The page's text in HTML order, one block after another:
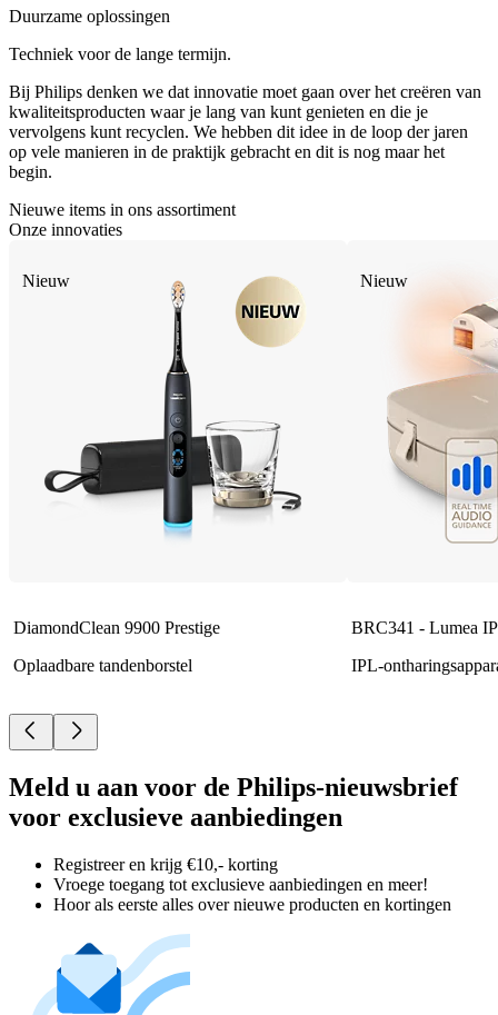
Duurzame oplossingen
Techniek voor de lange termijn.
Bij Philips denken we dat innovatie moet gaan over het creëren van
kwaliteitsproducten waar je lang van kunt genieten en die je
vervolgens kunt recyclen. We hebben dit idee in de loop der jaren
op vele manieren in de praktijk gebracht en dit is nog maar het
begin.
Nieuwe items in ons assortiment
Onze innovaties
Nieuw
DiamondClean 9900 Prestige
Oplaadbare tandenborstel
Nieuw
BRC341 - Lumea
IPL-
Meld u aan voor de Philips-nieuwsbrief
voor exclusieve aanbiedingen
Registreer en krijg €10,- korting
Vroege toegang tot exclusieve aanbiedingen en meer!
Hoor als eerste alles over nieuwe producten en kortingen